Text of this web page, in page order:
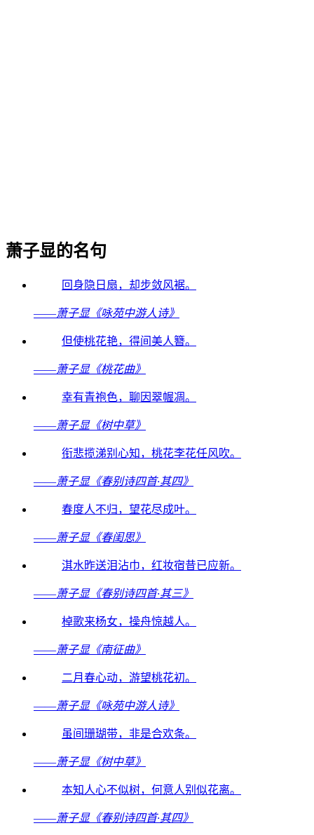
萧子显的名句
回身隐日扇，却步敛风裾。
——萧子显《咏苑中游人诗》
但使桃花艳，得间美人簪。
——萧子显《桃花曲》
幸有青袍色，聊因翠幄凋。
——萧子显《树中草》
衔悲揽涕别心知，桃花李花任风吹。
——萧子显《春别诗四首·其四》
春度人不归，望花尽成叶。
——萧子显《春闺思》
淇水昨送泪沾巾，红妆宿昔已应新。
——萧子显《春别诗四首·其三》
棹歌来杨女，操舟惊越人。
——萧子显《南征曲》
二月春心动，游望桃花初。
——萧子显《咏苑中游人诗》
虽间珊瑚带，非是合欢条。
——萧子显《树中草》
本知人心不似树，何意人别似花离。
——萧子显《春别诗四首·其四》